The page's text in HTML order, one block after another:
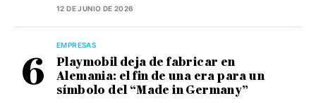
12 DE JUNIO DE 2026
EMPRESAS
Playmobil deja de fabricar en
Alemania: el fin de una era para un
símbolo del “Made in Germany”